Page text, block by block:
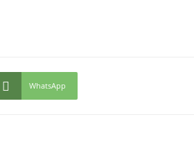
WhatsApp